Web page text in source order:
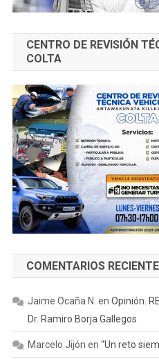
CENTRO DE REVISIÓN
COLTA
COMENTARIOS
Jaime Ocaña N. en Opinión.
Dr. Ramiro Borja Gallegos
Marcelo Jijón en “Un reto